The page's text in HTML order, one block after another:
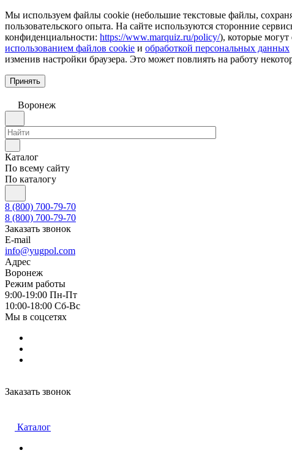
Мы используем файлы cookie (небольшие текстовые файлы,
пользовательского опыта. На сайте используются сторонние
конфиденциальности: https://www.marquiz.ru/policy/), которые могут
использованием файлов cookie и обработкой персональных данных
изменив настройки браузера. Это может повлиять на работу
Принять
Воронеж
Каталог
По всему сайту
По каталогу
8 (800) 700-79-70
8 (800) 700-79-70
Заказать звонок
E-mail
info@yugpol.com
Адрес
Воронеж
Режим работы
9:00-19:00 Пн-Пт
10:00-18:00 Cб-Вс
Мы в соцсетях
Заказать звонок
Каталог